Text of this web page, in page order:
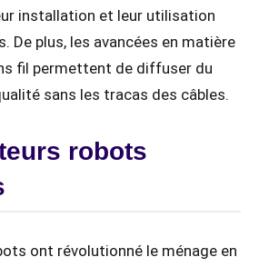
installation et leur utilisation
De plus, les avancées en matière
fil permettent de diffuser du
sans les tracas des câbles.
robots
ont révolutionné le ménage en